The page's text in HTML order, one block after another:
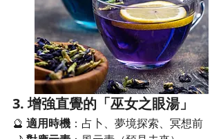
3. 增強直覺的「巫女之眼湯」
🔮 適用時機 ：占卜、夢境探索、冥想前